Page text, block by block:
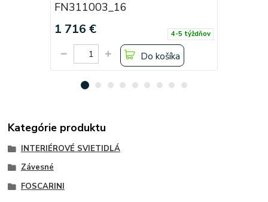
FN311003_16
1 716 € 4-5 týždňov
Do košíka
Kategórie produktu
INTERIÉROVÉ SVIETIDLÁ
Závesné
FOSCARINI